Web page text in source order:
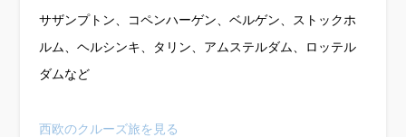
サザンプトン、コペンハーゲン、ベルゲン、ストックホ
ルム、ヘルシンキ、タリン、アムステルダム、ロッテル
ダムなど
西欧のクルーズ旅を見る